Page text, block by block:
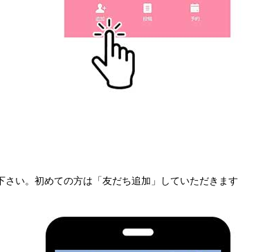
い。初めての方は「友だち追加」していただきます